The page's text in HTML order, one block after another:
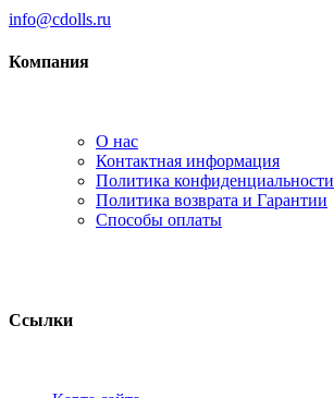
info@cdolls.ru
Компания
О нас
Контактная информация
Политика конфиденциальности
Политика возврата и Гарантии
Способы оплаты
Ссылки